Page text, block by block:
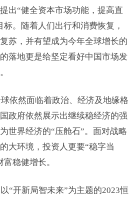
出“健全资本市场功能，提高直
。随着人们出行和消费恢复，
苏，并有望成为今年全球增长的
落地更是给坚定看好中国市场发
依然面临着政治、经济及地缘格
政府依然展示出继续稳经济的强
世界经济的“压舱石”。面对战略
大环境，投资人更要“稳字当
稳健增长。
“开新局智未来”为主题的2023恒